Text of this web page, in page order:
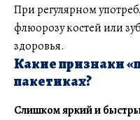
При регулярном
флюорозу костей или
здоровья.
Какие признаки
пакетиках?
Слишком яркий и